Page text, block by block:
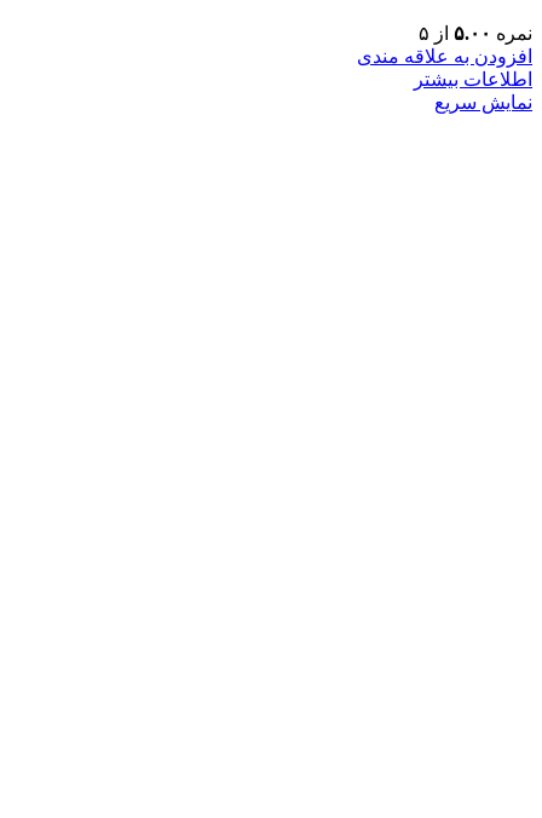
نمره ۵.۰۰ از ۵
افزودن به علاقه مندی
اطلاعات بیشتر
نمایش سریع